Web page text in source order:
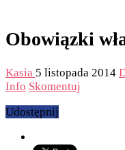
Obowiązki
Kasia 5 listopada 2014
Info Skomentuj
Udostępnij